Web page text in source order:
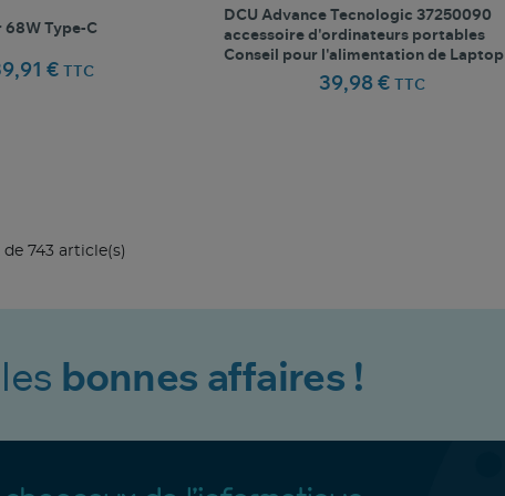
68W Type-C
€TTC
DCU Advance Tecnologic 37250090
accessoire d'ordinateurs portables
Conseil pour l'alimentation de Laptop
39,98 € TTC
de 743 article(s)
bonnes affaires !